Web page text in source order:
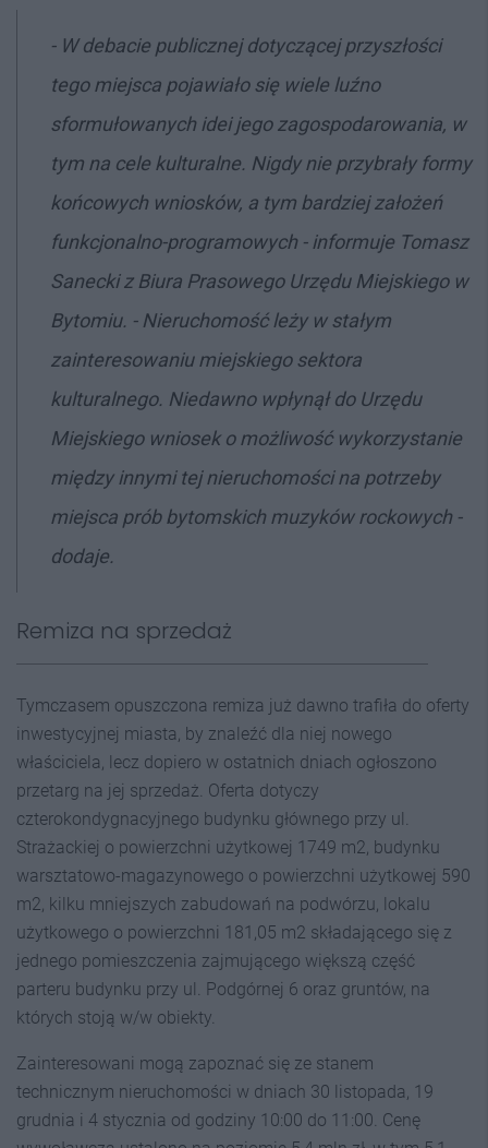
- W debacie publicznej dotyczącej przyszłości
tego miejsca pojawiało się wiele luźno
sformułowanych idei jego zagospodarowania, w
tym na cele kulturalne. Nigdy nie przybrały formy
końcowych wniosków, a tym bardziej założeń
funkcjonalno-programowych - informuje Tomasz
Sanecki z Biura Prasowego Urzędu Miejskiego w
Bytomiu. - Nieruchomość leży w stałym
zainteresowaniu miejskiego sektora
kulturalnego. Niedawno wpłynął do Urzędu
Miejskiego wniosek o możliwość wykorzystanie
między innymi tej nieruchomości na potrzeby
miejsca prób bytomskich muzyków rockowych -
dodaje.
Remiza na sprzedaż
Tymczasem opuszczona remiza już dawno trafiła do oferty
inwestycyjnej miasta, by znaleźć dla niej nowego
właściciela, lecz dopiero w ostatnich dniach ogłoszono
przetarg na jej sprzedaż. Oferta dotyczy
czterokondygnacyjnego budynku głównego przy ul.
Strażackiej o powierzchni użytkowej 1749 m2, budynku
warsztatowo-magazynowego o powierzchni użytkowej 590
m2, kilku mniejszych zabudowań na podwórzu, lokalu
użytkowego o powierzchni 181,05 m2 składającego się z
jednego pomieszczenia zajmującego większą część
parteru budynku przy ul. Podgórnej 6 oraz gruntów, na
których stoją w/w obiekty.
Zainteresowani mogą zapoznać się ze stanem
technicznym nieruchomości w dniach 30 listopada, 19
grudnia i 4 stycznia od godziny 10:00 do 11:00. Cenę